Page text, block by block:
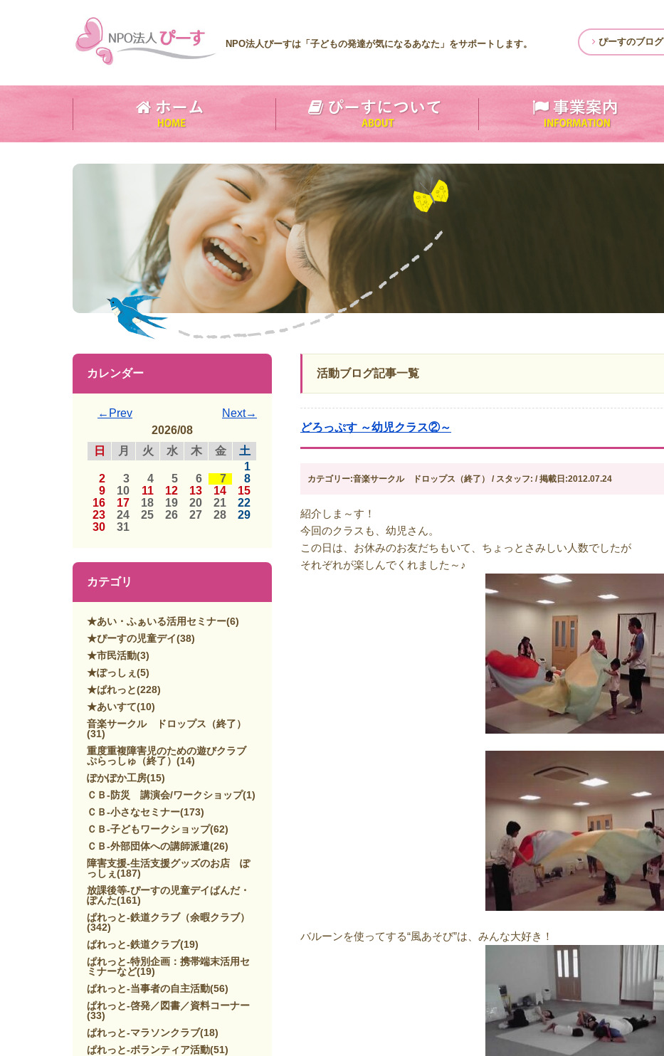
NPO法人ぴーすは「子どもの発達が気になるあなた」をサポートします。 ぴーすのブログ
活動ブログ記事一覧
どろっぷす ～幼児クラス②～
カテゴリー:音楽サークル ドロップス（終了） / スタッフ: / 掲載日:2012.07.24
紹介しま～す！
今回のクラスも、幼児さん。
この日は、お休みのお友だちもいて、ちょっとさみしい人数でしたが
それぞれが楽しんでくれました～♪
バルーンを使ってする“風あそび”は、みんな大好き！
カレンダー
←Prev
Next→
2026/08
日
月 火 水 木 金
土
1
2
3 4 5 6 7
8
9
10 11 12 13 14
15
16
17 18 19 20 21
22
23
24 25 26 27 28
29
30
31
カテゴリ
★あい・ふぁいる活用セミナー(6)
★ぴーすの児童デイ(38)
★市民活動(3)
★ぽっしぇ (5)
★ぱれっと(228)
★あいすて(10)
音楽サークル ドロップス（終了）
(31)
重度重複障害児のための遊びクラブ
ぷらっしゅ（終了） (14)
ぽかぽか工房(15)
ＣＢ-防災 講演会/ワークショップ(1)
ＣＢ-小さなセミナー(173)
ＣＢ-子どもワークショップ(62)
ＣＢ-外部団体への講師派遣(26)
障害支援-生活支援グッズのお店 ぽ
っしぇ (187)
放課後等-ぴーすの児童デイぱんだ・
ぽんた(161)
ぱれっと-鉄道クラブ（余暇クラブ）
(342)
ぱれっと-鉄道クラブ(19)
ぱれっと-特別企画：携帯端末活用セ
ミナーなど(19)
ぱれっと-当事者の自主活動(56)
ぱれっと-啓発／図書／資料コーナー
(33)
ぱれっと-マラソンクラブ(18)
ぱれっと-ボランティア活動(51)